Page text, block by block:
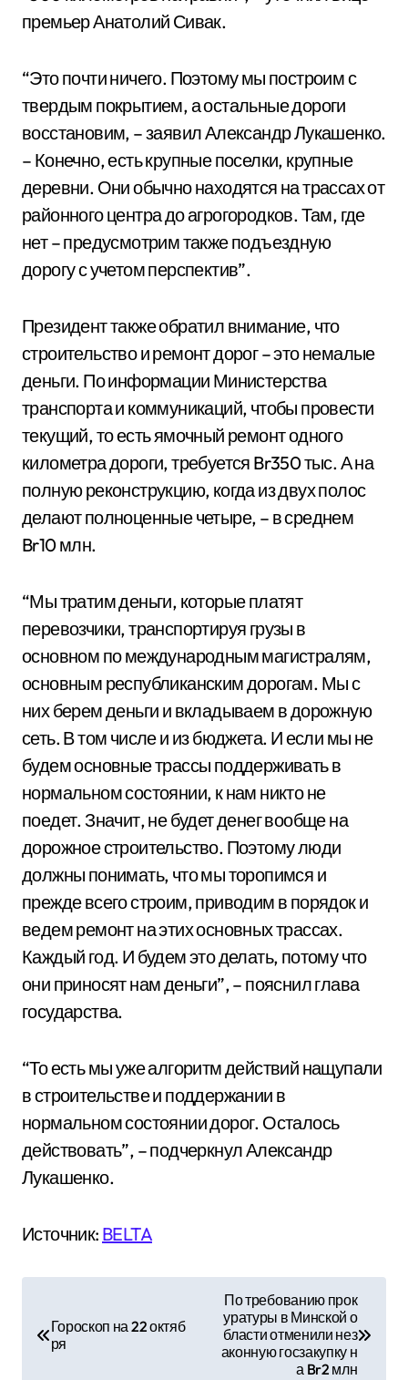
премьер Анатолий Сивак.
“Это почти ничего. Поэтому мы построим с
твердым покрытием, а остальные дороги
восстановим, – заявил Александр Лукашенко.
– Конечно, есть крупные поселки, крупные
деревни. Они обычно находятся на трассах от
районного центра до агрогородков. Там, где
нет – предусмотрим также подъездную
дорогу с учетом перспектив”.
Президент также обратил внимание, что
строительство и ремонт дорог – это немалые
деньги. По информации Министерства
транспорта и коммуникаций, чтобы провести
текущий, то есть ямочный ремонт одного
километра дороги, требуется Br350 тыс. А на
полную реконструкцию, когда из двух полос
делают полноценные четыре, – в среднем
Br10 млн.
“Мы тратим деньги, которые платят
перевозчики, транспортируя грузы в
основном по международным магистралям,
основным республиканским дорогам. Мы с
них берем деньги и вкладываем в дорожную
сеть. В том числе и из бюджета. И если мы не
будем основные трассы поддерживать в
нормальном состоянии, к нам никто не
поедет. Значит, не будет денег вообще на
дорожное строительство. Поэтому люди
должны понимать, что мы торопимся и
прежде всего строим, приводим в порядок и
ведем ремонт на этих основных трассах.
Каждый год. И будем это делать, потому что
они приносят нам деньги”, – пояснил глава
государства.
“То есть мы уже алгоритм действий нащупали
в строительстве и поддержании в
нормальном состоянии дорог. Осталось
действовать”, – подчеркнул Александр
Лукашенко.
Источник: BELTA
Гороскоп на 22 октяб
ря
По требованию прок
уратуры в Минской о
бласти отменили нез
аконную госзакупку н
а Br2 млн